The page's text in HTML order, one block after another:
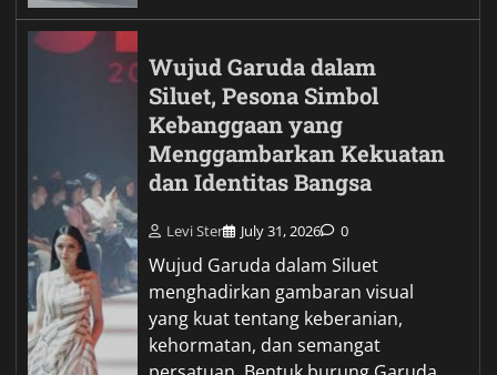
Wujud Garuda dalam
Siluet, Pesona Simbol
Kebanggaan yang
Menggambarkan Kekuatan
dan Identitas Bangsa
Levi Ster July 31, 2026 0
Wujud Garuda dalam Siluet
menghadirkan gambaran visual
yang kuat tentang keberanian,
kehormatan, dan semangat